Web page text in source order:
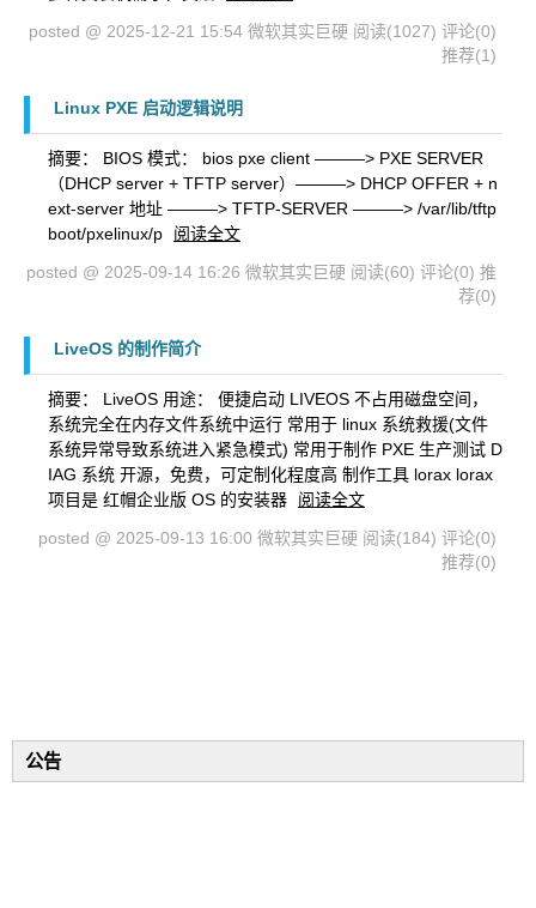
posted @ 2025-12-21 15:54 微软其实巨硬 阅读(1027) 评论(0)
推荐(1)
Linux PXE 启动逻辑说明
摘要： BIOS 模式： bios pxe client ———> PXE SERVER
（DHCP server + TFTP server）———> DHCP OFFER + n
ext-server 地址 ———> TFTP-SERVER ———> /var/lib/tftp
boot/pxelinux/p
阅读全文
posted @ 2025-09-14 16:26 微软其实巨硬 阅读(60) 评论(0) 推
荐(0)
LiveOS 的制作简介
摘要： LiveOS 用途： 便捷启动 LIVEOS 不占用磁盘空间，
系统完全在内存文件系统中运行 常用于 linux 系统救援(文件
系统异常导致系统进入紧急模式) 常用于制作 PXE 生产测试 D
IAG 系统 开源，免费，可定制化程度高 制作工具 lorax lorax
项目是 红帽企业版 OS 的安装器
阅读全文
posted @ 2025-09-13 16:00 微软其实巨硬 阅读(184) 评论(0)
推荐(0)
公告